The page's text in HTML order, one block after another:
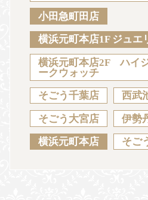
News Blog
Sustainability Voice
JA EN CH
小田急町田店
横浜元町本店1F ジュエ
横浜元町本店2F ハイ
ークウォッチ
そごう千葉店 西武
そごう大宮店 伊勢
横浜元町本店 そご